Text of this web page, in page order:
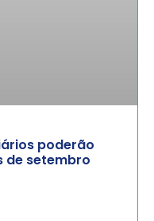
poderão
de setembro